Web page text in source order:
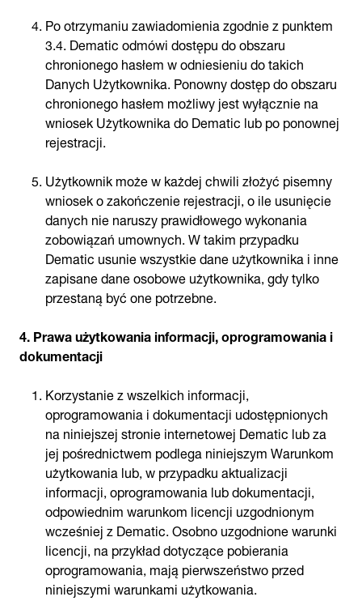
Po otrzymaniu zawiadomienia zgodnie z punktem
3.4. Dematic odmówi dostępu do obszaru
chronionego hasłem w odniesieniu do takich
Danych Użytkownika. Ponowny dostęp do obszaru
chronionego hasłem możliwy jest wyłącznie na
wniosek Użytkownika do Dematic lub po ponownej
rejestracji.
Użytkownik może w każdej chwili złożyć pisemny
wniosek o zakończenie rejestracji, o ile usunięcie
danych nie naruszy prawidłowego wykonania
zobowiązań umownych. W takim przypadku
Dematic usunie wszystkie dane użytkownika i inne
zapisane dane osobowe użytkownika, gdy tylko
przestaną być one potrzebne.
4. Prawa użytkowania informacji, oprogramowania i
dokumentacji
Korzystanie z wszelkich informacji,
oprogramowania i dokumentacji udostępnionych
na niniejszej stronie internetowej Dematic lub za
jej pośrednictwem podlega niniejszym Warunkom
użytkowania lub, w przypadku aktualizacji
informacji, oprogramowania lub dokumentacji,
odpowiednim warunkom licencji uzgodnionym
wcześniej z Dematic. Osobno uzgodnione warunki
licencji, na przykład dotyczące pobierania
oprogramowania, mają pierwszeństwo przed
niniejszymi warunkami użytkowania.